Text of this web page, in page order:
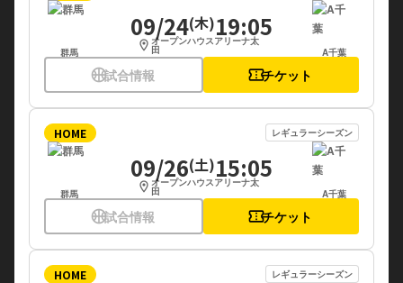
群馬
09/24(木)19:05
location_on オープンハウスアリーナ太
田 A千葉
sports_basketball試合情報 confirmation_numberチケット
HOME レギュラーシーズン
群馬
09/26(土)15:05
location_on オープンハウスアリーナ太
田 A千葉
sports_basketball試合情報 confirmation_numberチケット
HOME レギュラーシーズン